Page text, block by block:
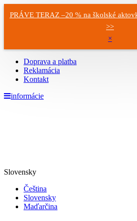
PRÁVE TERAZ –20 % na školské
>>
×
Doprava a platba
Reklamácia
Kontakt
informácie
Slovensky
Čeština
Slovensky
Maďarčina